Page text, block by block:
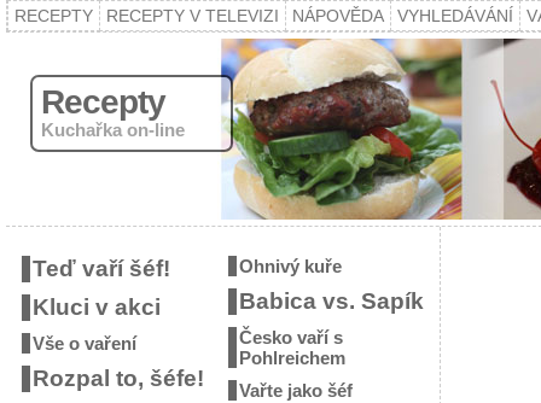
RECEPTY RECEPTY V TELEVIZI NÁPOVĚDA VYHLEDÁVÁNÍ
Recepty
Kuchařka on-line
Teď vaří šéf!
Kluci v akci
Vše o vaření
Rozpal to, šéfe!
Ohnivý kuře
Babica vs. Sapík
Česko vaří s
Pohlreichem
Vařte jako šéf